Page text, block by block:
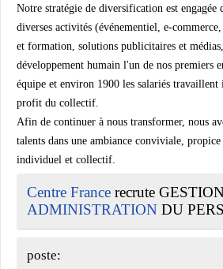
Notre stratégie de diversification est engagée
diverses activités (événementiel, e-
et formation, solutions publicitaires et
développement humain l'un de nos premiers
équipe et environ 1900 les salariés
profit du collectif.
Afin de continuer à nous transformer, nous
talents dans une ambiance conviviale,
individuel et collectif.
Centre France recrute
ADMINISTRATION DU
poste: